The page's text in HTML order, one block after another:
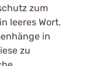
zum
leeres Wort.
in
zu